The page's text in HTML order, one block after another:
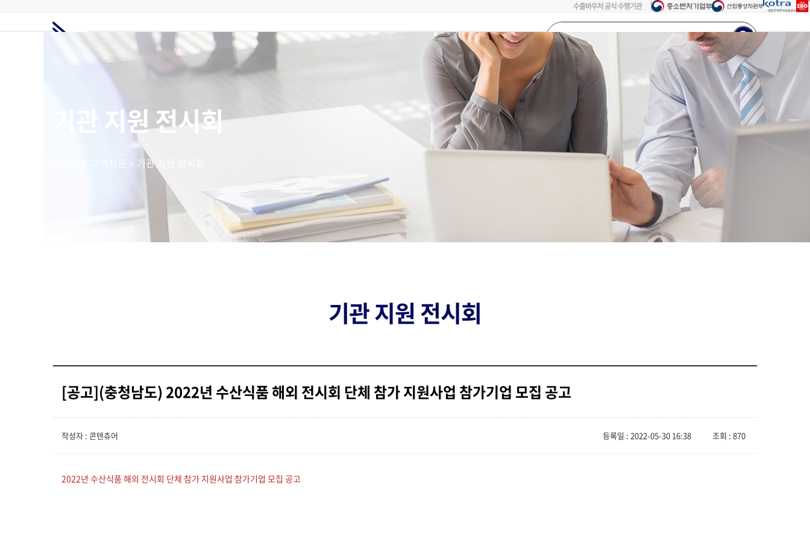
수출바우처 공식 수행기관
검색어를
입력해주세요...
회원가입 로그인
기관 지원 전시회
고객지원 » 기관 지원 전시회
기관 지원 전시회
[공고](충청남도) 2022년 수산식품 해외 전시회 단체 참가 지원사업 참가기업 모집 공고
조회 : 870
등록일 : 2022-05-30 16:38
작성자 : 콘텐츄어
2022년 수산식품 해외 전시회 단체 참가 지원사업 참가기업 모집 공고